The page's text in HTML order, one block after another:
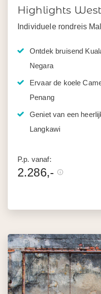
Highlights
Individuele rondreis
Ontdek bruisend
Negara
Ervaar de koele
Penang
Geniet van een
Langkawi
P.p. vanaf:
2.286,-